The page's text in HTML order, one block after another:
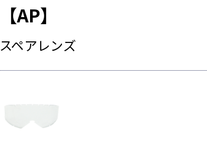
【AP】
スペアレンズ